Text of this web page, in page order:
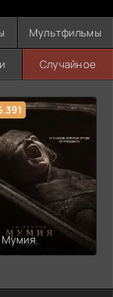
Мультфильмы
Случайное
Мумия